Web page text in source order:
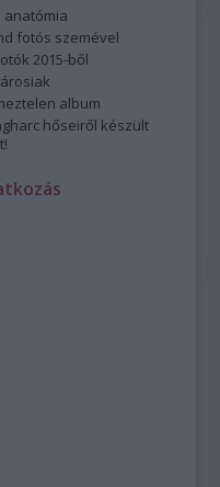
anatómia
fotós szemével
2015-ből
album
hőseiről készült